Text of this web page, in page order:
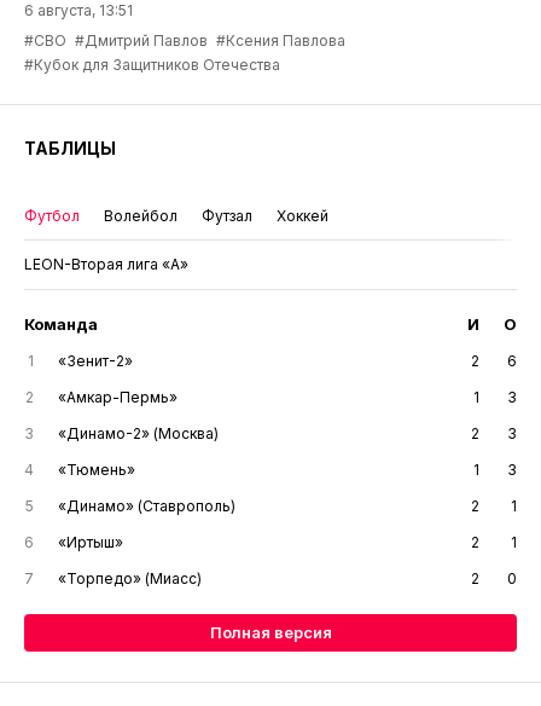
6 августа, 13:51
#СВО #Дмитрий Павлов #Ксения Павлова
#Кубок для Защитников Отечества
ТАБЛИЦЫ
Футбол Волейбол Футзал Хоккей
LEON-Вторая лига «А»
Команда И О
1 «Зенит-2» 2
6
2
«Амкар-Пермь» 1
3
3
«Динамо-2» (Москва) 2
3
4
«Тюмень» 1
3
5
«Динамо» (Ставрополь) 2
1
6
«Иртыш» 2
1
7
«Торпедо» (Миасс) 2 0
Полная версия